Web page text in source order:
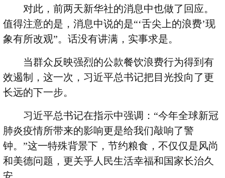
对此，前两天新华社的消息中也做了回应。
值得注意的是，消息中说的是“‘舌尖上的浪费’现
象有所改观”。话没有讲满，实事求是。
当群众反映强烈的公款餐饮浪费行为得到有
效遏制，这一次，习近平总书记把目光投向了更
长远的下一步。
习近平总书记在指示中强调： “今年全球新冠
肺炎疫情所带来的影响更是给我们敲响了警
钟。 ”这一特殊背景下，节约粮食，不仅仅是风尚
和美德问题，更关乎人民生活幸福和国家长治久